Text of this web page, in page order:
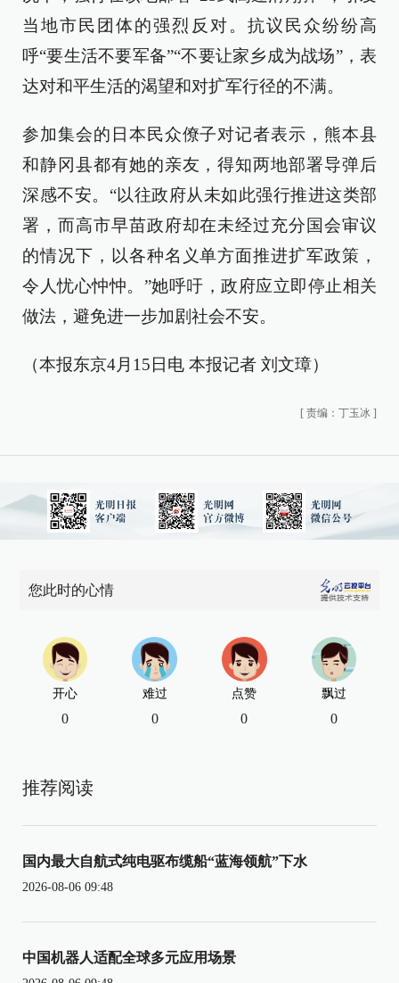
当地市民团体的强烈反对。抗议民众纷纷高
呼“要生活不要军备”“不要让家乡成为战场”，表
达对和平生活的渴望和对扩军行径的不满。
参加集会的日本民众僚子对记者表示，熊本县
和静冈县都有她的亲友，得知两地部署导弹后
深感不安。“以往政府从未如此强行推进这类部
署，而高市早苗政府却在未经过充分国会审议
的情况下，以各种名义单方面推进扩军政策，
令人忧心忡忡。”她呼吁，政府应立即停止相关
做法，避免进一步加剧社会不安。
（本报东京4月15日电 本报记者 刘文璋）
[ 责编：丁玉冰 ]
您此时的心情
开心
0
难过
0
点赞
0
飘过
0
推荐阅读
国内最大自航式纯电驱布缆船“蓝海领航”下水
2026-08-06 09:48
中国机器人适配全球多元应用场景